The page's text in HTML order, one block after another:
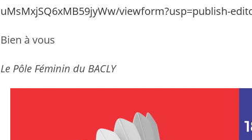
uMsMxjSQ6xMB59jyWw/viewform?usp=publish-
Bien à vous
Le Pôle Féminin du BACLY